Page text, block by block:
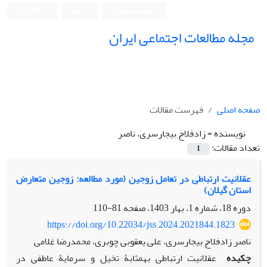
مجله مطالعات اجتماعی ایران
صفحه اصلی
فهرست مقالات
نویسنده =زادفلاح بیجارسری، ناصر
تعداد مقالات:
1
عقلانیت ارتباطی در تعامل زوجین (مورد مطالعه: زوجین متعارض
استان گیلان)
دوره 18، شماره 1، بهار 1403، صفحه
81-110
https://doi.org/10.22034/jss.2024.2021844.1823
ناصر زادفلاح بیجارسری، علی یعقوبی چوبری، محمدرضا غلامی
چکیده عقلانیت ارتباطی به­­مثابۀ تخیل و سرمایۀ عاطفی در